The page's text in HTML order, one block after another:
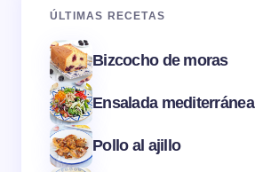
ÚLTIMAS RECETAS
Bizcocho de moras
Ensalada mediterránea
Pollo al ajillo